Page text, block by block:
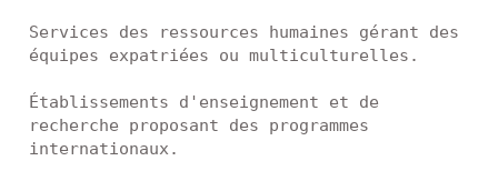
Services des ressources humaines gérant des
équipes expatriées ou multiculturelles.
Établissements d'enseignement et de
recherche proposant des programmes
internationaux.